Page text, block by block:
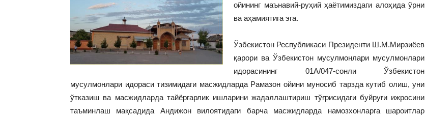
ойининг маънавий-руҳий ҳаётимиздаги алоҳида ўрни
ва аҳамиятига эга.
Ўзбекистон Республикаси Президенти Ш.М.Мирзиёев
қарори ва Ўзбекистон мусулмонлари мусулмонлари
идорасининг 01А/047-сонли Ўзбекистон
мусулмонлари идораси тизимидаги масжидларда Рамазон ойини муносиб тарзда кутиб олиш, уни
ўтказиш ва масжидларда тайёргарлик ишларини жадаллаштириш тўғрисидаги буйруғи ижросини
таъминлаш мақсадида Андижон вилоятидаги барча масжидларда намозхонларга шароитлар